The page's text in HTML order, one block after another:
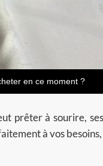
en ce moment ?
prêter à sourire,
à vos